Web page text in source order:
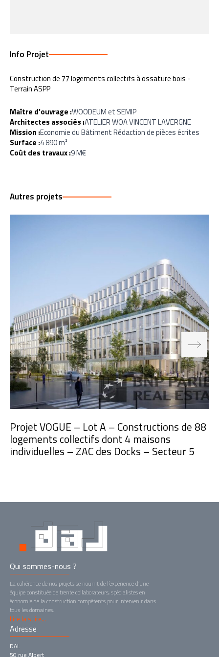
Info Projet
Construction de 77 logements collectifs à ossature bois -
Terrain ASPP
Maître d’ouvrage :WOODEUM et SEMIP
Architectes associés :ATELIER WOA VINCENT LAVERGNE
Mission :Economie du Bâtiment Rédaction de pièces écrites
Surface :4 890 m²
Coût des travaux :9 M€
Autres projets
Projet VOGUE – Lot A – Constructions de 88
logements collectifs dont 4 maisons
individuelles – ZAC des Docks – Secteur 5
Qui sommes-nous ?
La cohérence de nos projets se nourrit de l’expérience d’une
équipe constituée de trente collaborateurs, spécialistes en
économie de la construction compétents pour intervenir dans
tous les domaines.
Lire la suite...
Adresse
DAL
50 rue Albert